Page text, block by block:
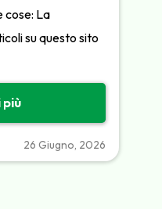
cose: La
su questo sito
più
26 Giugno, 2026